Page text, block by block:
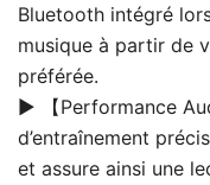
Bluetooth intégré
musique à partir de
préférée.
▶ 【Performance
d’entraînement
et assure ainsi une